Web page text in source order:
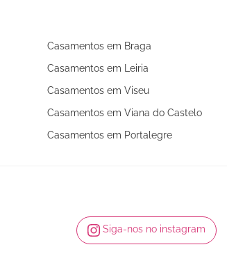
Casamentos em Braga
Casamentos em Leiria
Casamentos em Viseu
Casamentos em Viana do Castelo
Casamentos em Portalegre
Siga-nos no instagram